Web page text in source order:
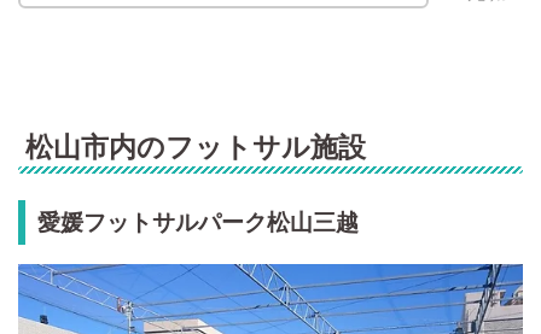
松山市内のフットサル施設
愛媛フットサルパーク松山三越